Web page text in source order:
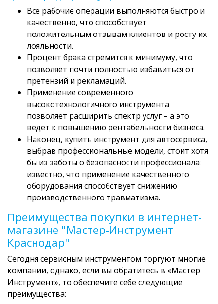
Все рабочие операции выполняются быстро и
качественно, что способствует
положительным отзывам клиентов и росту их
лояльности.
Процент брака стремится к минимуму, что
позволяет почти полностью избавиться от
претензий и рекламаций.
Применение современного
высокотехнологичного инструмента
позволяет расширить спектр услуг – а это
ведет к повышению рентабельности бизнеса.
Наконец, купить инструмент для автосервиса,
выбрав профессиональные модели, стоит хотя
бы из заботы о безопасности профессионала:
известно, что применение качественного
оборудования способствует снижению
производственного травматизма.
Преимущества покупки в интернет-
магазине "Мастер-Инструмент
Краснодар"
Сегодня сервисным инструментом торгуют многие
компании, однако, если вы обратитесь в «Мастер
Инструмент», то обеспечите себе следующие
преимущества: